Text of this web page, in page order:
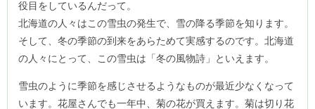
役目をしているんだって。
北海道の人々はこの雪虫の発生で、雪の降る季節を知ります。
そして、冬の季節の到来をあらためて実感するのです。北海道
の人々にとって、この雪虫は「冬の風物詩」といえます。
雪虫のように季節を感じさせるようなものが最近少なくなって
います。花屋さんでも一年中、菊の花が買えます。菊は切り花